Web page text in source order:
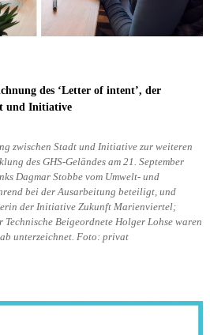
a
r
n
e
r
t
e
l
des ‘Letter of intent’, der
und Initiative
zwischen Stadt und Initiative zur weiteren
des GHS-Geländes am 21. September
Dagmar Stobbe vom Umwelt- und
bei der Ausarbeitung beteiligt, und
der Initiative Zukunft Marienviertel;
Beigeordnete Holger Lohse waren
unterzeichnet. Foto: privat